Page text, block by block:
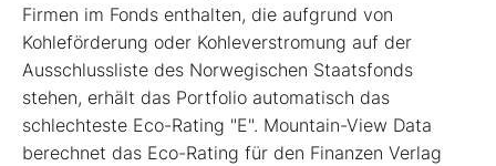
Firmen im Fonds enthalten, die aufgrund von
Kohleförderung oder Kohleverstromung auf der
Ausschlussliste des Norwegischen Staatsfonds
stehen, erhält das Portfolio automatisch das
schlechteste Eco-Rating "E". Mountain-View Data
berechnet das Eco-Rating für den Finanzen Verlag